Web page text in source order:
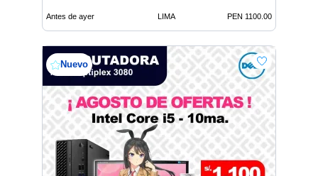
Antes de ayer LIMA PEN 1100.00
Nuevo